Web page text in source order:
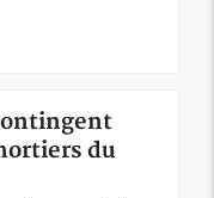
du